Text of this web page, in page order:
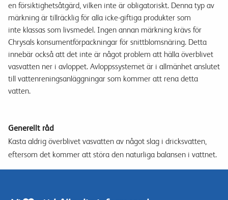
en försiktighetsåtgärd, vilken inte är obligatoriskt. Denna typ av
märkning är tillräcklig för alla icke-giftiga produkter som
inte klassas som livsmedel. Ingen annan märkning krävs för
Chrysals konsumentförpackningar för snittblomsnäring. Detta
innebär också att det inte är något problem att hälla överblivet
vasvatten ner i avloppet. Avloppssystemet är i allmänhet anslutet
till vattenreningsanläggningar som kommer att rena detta
vatten.
Generellt råd
Kasta aldrig överblivet vasvatten av något slag i dricksvatten,
eftersom det kommer att störa den naturliga balansen i vattnet.